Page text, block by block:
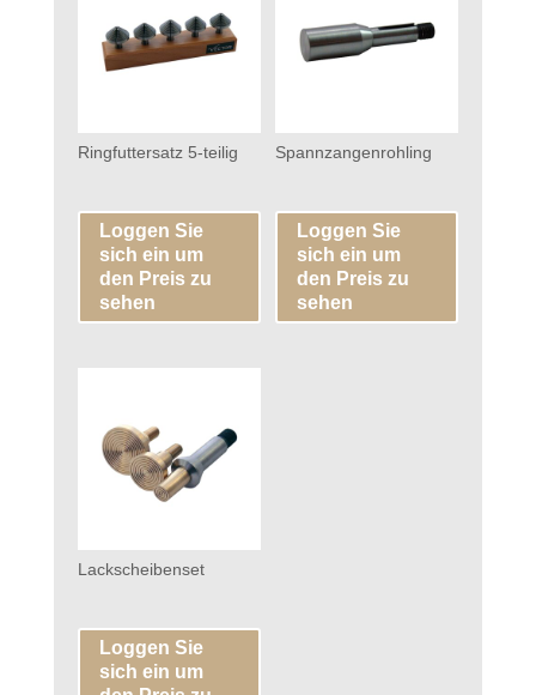
Ringfuttersatz 5-teilig
Loggen Sie
sich ein um
den Preis zu
sehen
Spannzangenrohling
Loggen Sie
sich ein um
den Preis zu
sehen
Lackscheibenset
Loggen Sie
sich ein um